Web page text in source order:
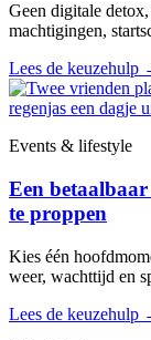
Geen digitale
machtigingen,
Lees de keuzehulp
Events & lifestyle
Een
te proppen
Kies één
weer, wachttijd en
Lees de keuzehulp